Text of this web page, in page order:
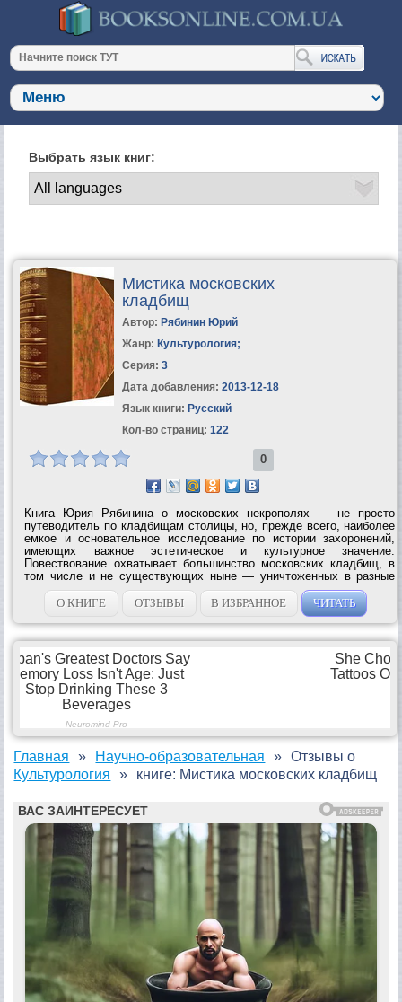
Выбрать язык книг:
Мистика московских
кладбищ
Автор: Рябинин Юрий
Жанр: Культурология;
Серия: 3
Дата добавления: 2013-12-18
Язык книги: Русский
Кол-во страниц: 122
0
Книга Юрия Рябинина о московских некрополях — не просто
путеводитель по кладбищам столицы, но, прежде всего, наиболее
емкое и основательное исследование по истории захоронений,
имеющих важное эстетическое и культурное значение.
Повествование охватывает большинство московских кладбищ, в
том числе и не существующих ныне — уничтоженных в разные
годы. Книга раскрывает недостаточно изученный, мало
освещенный пласт истории Москвы и...
О КНИГЕ ОТЗЫВЫ В ИЗБРАННОЕ ЧИТАТЬ
Главная
Научно-образовательная
Культурология
Отзывы о
книге: Мистика московских кладбищ